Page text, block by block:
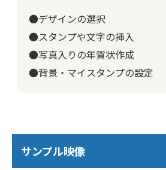
●デザインの選択
●スタンプや文字の挿入
●写真入りの年賀状作成
●背景・マイスタンプの設定
サンプル映像